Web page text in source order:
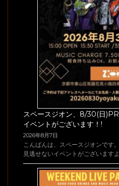
スペースジオン、8/30(日
イベントがございます！!
2026年8月7日
こんばんは、スペースジオンです
見逃せないイベントがございます